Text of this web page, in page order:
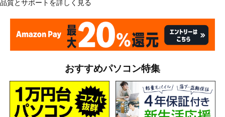
品質とサポートを詳しく見る
おすすめパソコン特集